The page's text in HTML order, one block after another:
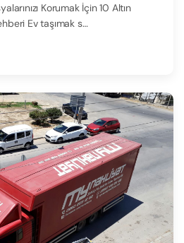
Korumak İçin 10 Altın
Ev taşımak s…